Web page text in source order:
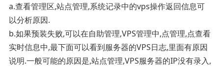
a.查看管理区,站点管理,系统记录中的vps操作返回信息可
以分析原因.
b.如果预装失败,可以在自助管理,VPS管理中,点管理,点查看
实时信息中,最下面可以看到服务器的VPS日志,里面有原因
说明.一般可能的原因是,站点管理,VPS服务器的IP没有录入,